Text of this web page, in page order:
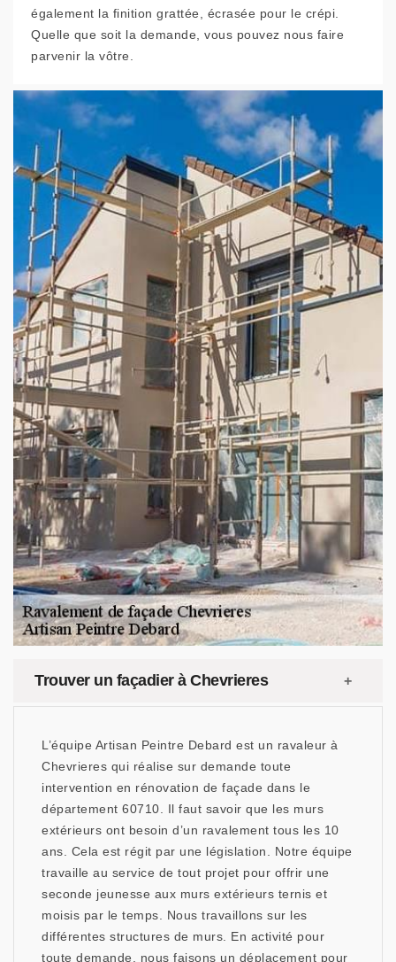
également la finition grattée, écrasée pour le crépi.
Quelle que soit la demande, vous pouvez nous faire
parvenir la vôtre.
Trouver un façadier à Chevrieres
L’équipe Artisan Peintre Debard est un ravaleur à
Chevrieres qui réalise sur demande toute
intervention en rénovation de façade dans le
département 60710. Il faut savoir que les murs
extérieurs ont besoin d’un ravalement tous les 10
ans. Cela est régit par une législation. Notre équipe
travaille au service de tout projet pour offrir une
seconde jeunesse aux murs extérieurs ternis et
moisis par le temps. Nous travaillons sur les
différentes structures de murs. En activité pour
toute demande, nous faisons un déplacement pour